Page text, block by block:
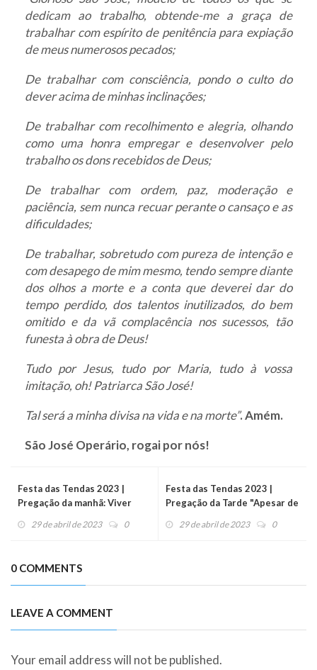
dedicam ao trabalho, obtende-me a graça de
trabalhar com espírito de penitência para expiação
de meus numerosos pecados;
De trabalhar com consciência, pondo o culto do
dever acima de minhas inclinações;
De trabalhar com recolhimento e alegria, olhando
como uma honra empregar e desenvolver pelo
trabalho os dons recebidos de Deus;
De trabalhar com ordem, paz, moderação e
paciência, sem nunca recuar perante o cansaço e as
dificuldades;
De trabalhar, sobretudo com pureza de intenção e
com desapego de mim mesmo, tendo sempre diante
dos olhos a morte e a conta que deverei dar do
tempo perdido, dos talentos inutilizados, do bem
omitido e da vã complacência nos sucessos, tão
funesta à obra de Deus!
Tudo por Jesus, tudo por Maria, tudo à vossa
imitação, oh! Patriarca São José!
Tal será a minha divisa na vida e na morte”. Amém.
São José Operário, rogai por nós!
Festa das Tendas 2023 |
Pregação da manhã: Viver
29 de abril de 2023 0
Festa das Tendas 2023 |
Pregação da Tarde "Apesar de
29 de abril de 2023 0
0 COMMENTS
LEAVE A COMMENT
Your email address will not be published.